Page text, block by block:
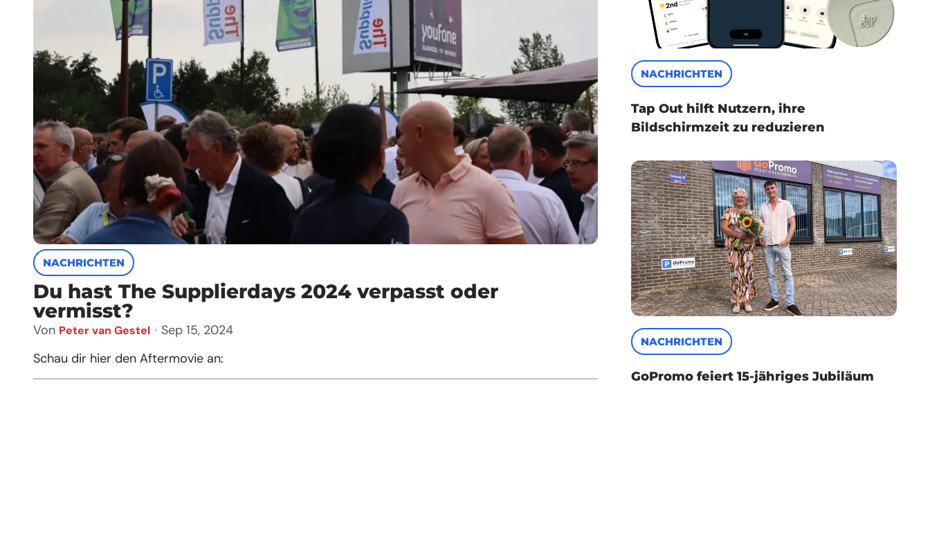
NACHRICHTEN
Du hast The Supplierdays 2024 verpasst oder
vermisst?
Von Peter van Gestel • Sep 15, 2024
Schau dir hier den Aftermovie an:
NACHRICHTEN
Tap Out hilft Nutzern, ihre
Bildschirmzeit zu reduzieren
NACHRICHTEN
GoPromo feiert 15-jähriges Jubiläum